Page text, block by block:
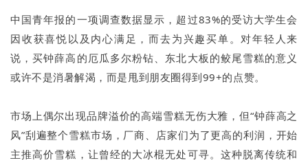
中国青年报的一项调查数据显示，超过83%的受访大学生会
因收获喜悦以及内心满足，而去为兴趣买单。对年轻人来
说，买钟薛高的厄瓜多尔粉钻、东北大板的鲛尾雪糕的意义
或许不是消暑解渴，而是甩到朋友圈得到99+的点赞。
市场上偶尔出现品牌溢价的高端雪糕无伤大雅，但“钟薛高之
风”刮遍整个雪糕市场，厂商、店家们为了更高的利润，开始
主推高价雪糕，让曾经的大冰棍无处可寻。这种脱离传统和